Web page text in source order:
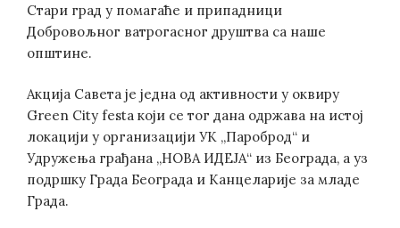
Стари град у помагаће и припадници
Добровољног ватрогасног друштва са наше
општине.
Акција Савета је једна од активности у оквиру
Green City festa који се тог дана одржава на истој
локацији у организацији УК „Пароброд“ и
Удружења грађана „НОВА ИДЕЈА“ из Београда, а уз
подршку Града Београда и Канцеларије за младе
Града.